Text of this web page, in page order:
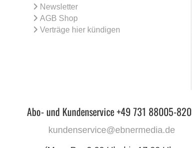
Newsletter
AGB Shop
Verträge hier kündigen
Abo- und Kundenservice +49 731 88005-
kundenservice@ebnermedia.de